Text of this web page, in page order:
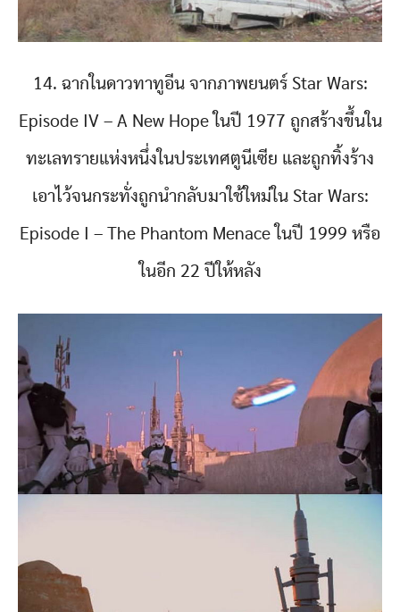
14. ฉากในดาวทาทูอีน จากภาพยนตร์ Star Wars:
Episode IV – A New Hope ในปี 1977 ถูกสร้างขึ้นใน
ทะเลทรายแห่งหนึ่งในประเทศตูนีเซีย และถูกทิ้งร้าง
เอาไว้จนกระทั่งถูกนำกลับมาใช้ใหม่ใน Star Wars:
Episode I – The Phantom Menace ในปี 1999 หรือ
ในอีก 22 ปีให้หลัง